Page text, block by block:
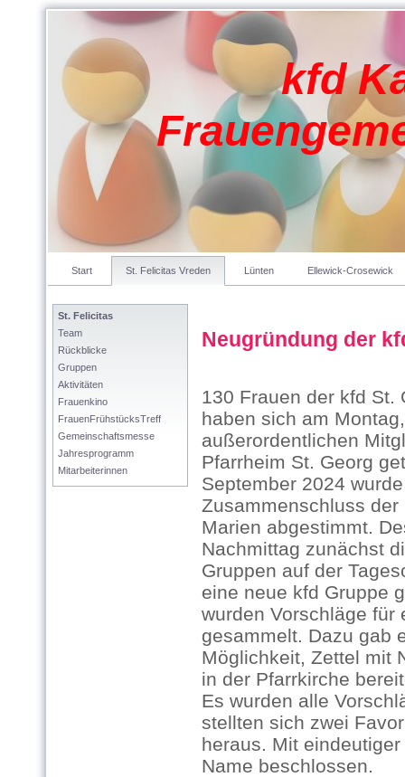
kfd
Start St. Felicitas Vreden Lünten Ellewick-Crosewick
St. Felicitas
Team
Rückblicke
Gruppen
Aktivitäten
Frauenkino
FrauenFrühstücksTreff
Gemeinschaftsmesse
Jahresprogramm
Mitarbeiterinnen
Neugründung der
130 Frauen der kfd St.
haben sich am
außerordentlichen
Pfarrheim St. Georg
September 2024
Zusammenschluss
Marien abgestimmt.
Nachmittag zunächst
Gruppen auf der
eine neue kfd Gruppe
wurden Vorschläge für
gesammelt. Dazu gab
Möglichkeit, Zettel mit
in der Pfarrkirche
Es wurden alle
stellten sich zwei
heraus. Mit
Name beschlossen.